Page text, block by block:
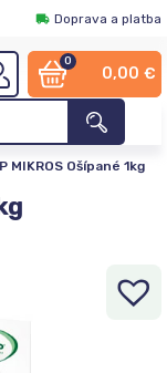
Doprava a platba
0
0,00 €
MIKROS Ošípané 1kg